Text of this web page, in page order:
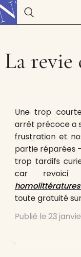
La revie
Une trop
arrêt précoce a
frustration et
partie réparées
trop tardifs
car revoici
toute gratuité
Publié le 23